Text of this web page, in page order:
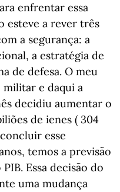
enfrentar essa
esteve a rever três
a segurança: a
a estratégia de
de defesa. O meu
e daqui a
decidiu aumentar o
de ienes ( 304
esse
temos a previsão
Essa decisão do
uma mudança